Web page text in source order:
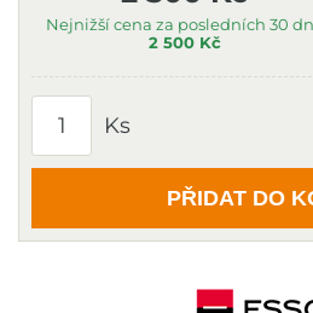
Nejnižší cena za posledních 30
2 500 Kč
Ks
PŘIDAT DO